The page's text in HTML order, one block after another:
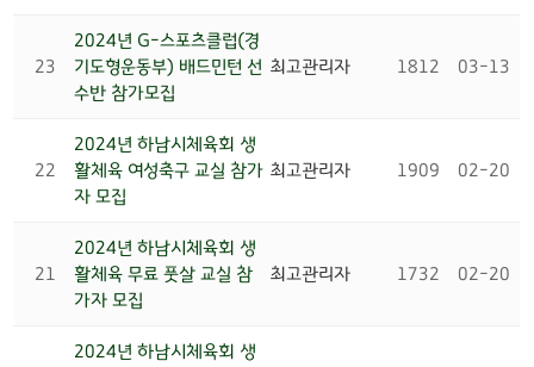
23
2024년 G-스포츠클럽(경
기도형운동부) 배드민턴 선
수반 참가모집
최고관리자 1812 03-13
22
2024년 하남시체육회 생
활체육 여성축구 교실 참가
자 모집
최고관리자 1909 02-20
21
2024년 하남시체육회 생
활체육 무료 풋살 교실 참
가자 모집
최고관리자 1732 02-20
2024년 하남시체육회 생